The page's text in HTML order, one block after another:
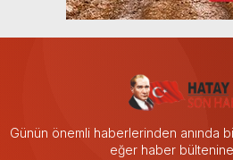
Günün önemli haberlerinden anında
eğer haber